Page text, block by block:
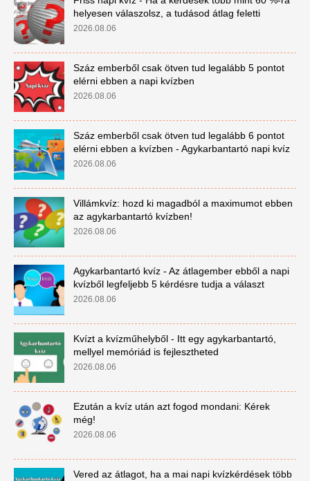
helyesen válaszolsz, a tudásod átlag feletti
2026.08.06
Száz emberből csak ötven tud legalább 5 pontot
elérni ebben a napi kvízben
2026.08.06
Száz emberből csak ötven tud legalább 6 pontot
elérni ebben a kvízben - Agykarbantartó napi kvíz
2026.08.06
Villámkvíz: hozd ki magadból a maximumot ebben
az agykarbantartó kvízben!
2026.08.06
Agykarbantartó kvíz - Az átlagember ebből a napi
kvízből legfeljebb 5 kérdésre tudja a választ
2026.08.06
Kvízt a kvízműhelyből - Itt egy agykarbantartó,
mellyel memóriád is fejlesztheted
2026.08.06
Ezután a kvíz után azt fogod mondani: Kérek
még!
2026.08.06
Vered az átlagot, ha a mai napi kvízkérdések több